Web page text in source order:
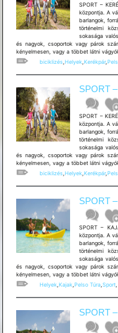
SPORT –
központja. A
barlangok,
történelmi
sokasága
és nagyok, csoportok vagy párok
kényelmesen, vagy a többet látni
biciklizés, Helyek, Kerékpár,
SPORT
SPORT –
központja. A
barlangok,
történelmi
sokasága
és nagyok, csoportok vagy párok
kényelmesen, vagy a többet látni
biciklizés, Helyek, Kerékpár,
SPORT
SPORT –
központja. A
barlangok,
történelmi
sokasága
és nagyok, csoportok vagy párok
kényelmesen, vagy a többet látni
Helyek, Kajak, Pelso Túra, Sport,
SPORT